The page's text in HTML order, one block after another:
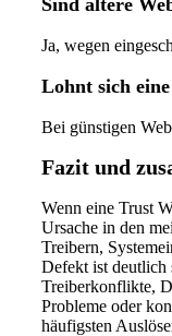
Ja, wegen
Lohnt sich
Bei günstigen
Fazit und
Wenn eine Trust
Ursache in den
Treibern,
Defekt ist deutlich
Treiberkonflikte,
Probleme oder
häufigsten